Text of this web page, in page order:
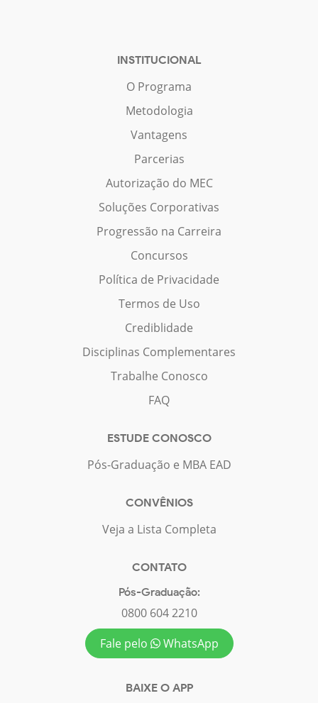
INSTITUCIONAL
O Programa
Metodologia
Vantagens
Parcerias
Autorização do MEC
Soluções Corporativas
Progressão na Carreira
Concursos
Política de Privacidade
Termos de Uso
Crediblidade
Disciplinas Complementares
Trabalhe Conosco
FAQ
ESTUDE CONOSCO
Pós-Graduação e MBA EAD
CONVÊNIOS
Veja a Lista Completa
CONTATO
Pós-Graduação:
0800 604 2210
Fale pelo
WhatsApp
BAIXE O APP